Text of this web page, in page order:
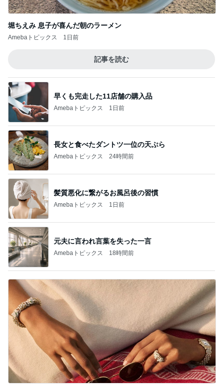
堀ちえみ 息子が喜んだ朝のラーメン
Amebaトピックス 1日前
記事を読む
早くも完走した11店舗の購入品
Amebaトピックス 1日前
長女と食べたダントツ一位の天ぷら
Amebaトピックス 24時間前
髪質悪化に繋がるお風呂後の習慣
Amebaトピックス 1日前
元夫に言われ言葉を失った一言
Amebaトピックス 18時間前